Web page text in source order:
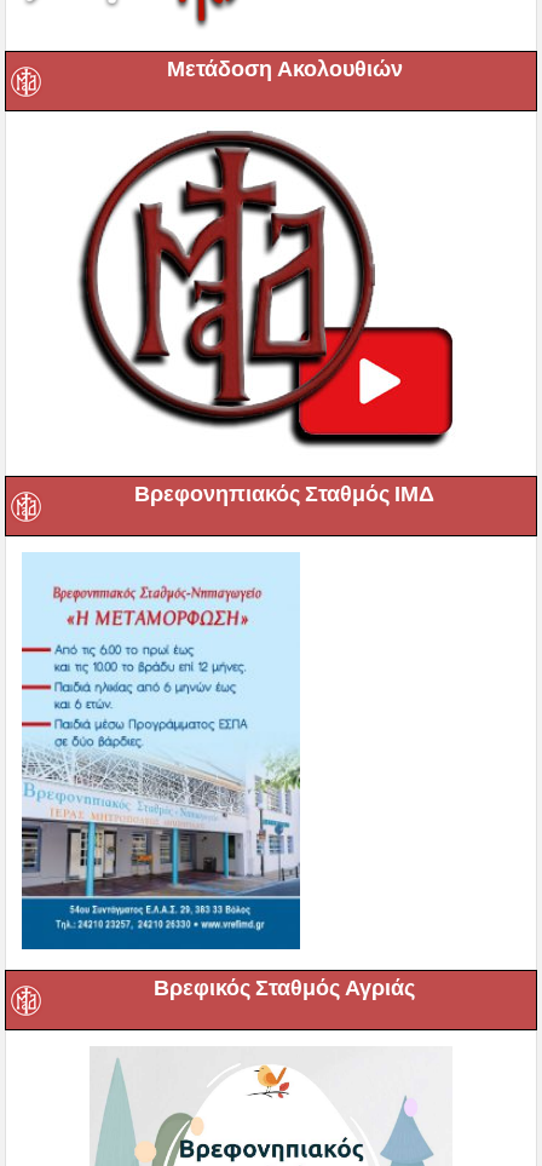
Μετάδοση Ακολουθιών
Βρεφονηπιακός Σταθμός ΙΜΔ
Βρεφικός Σταθμός Αγριάς